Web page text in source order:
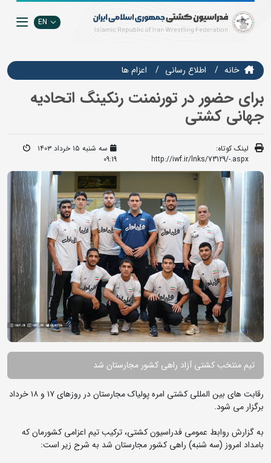
EN
خانه اطلاع رسانی اعزام ها
برای حضور در تورنمنت رنکینگ اتحادیه
جهانی کشتی
لینک کوتاه:
http://iwf.ir/lnks/73129/-.aspx
سه شنبه ۱۵ خرداد ۱۴۰۳
09:19
تیم منتخب کشتی آزاد راهی کشور مجارستان شد
رقابت های بین المللی کشتی امره پولیاک مجارستان در روزهای ۱۷ و ۱۸ خرداد
برگزار می شود.
به گزارش روابط عمومی فدراسیون کشتی، ترکیب تیم اعزامی کشورمان که
بامداد امروز (سه شنبه) راهی کشور مجارستان شد به شرح زیر است: